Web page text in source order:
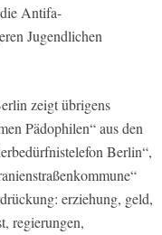
Antifa-
Jugendlichen
zeigt übrigens
Pädophilen“ aus den
Berlin“,
erziehung, geld,
regierungen,